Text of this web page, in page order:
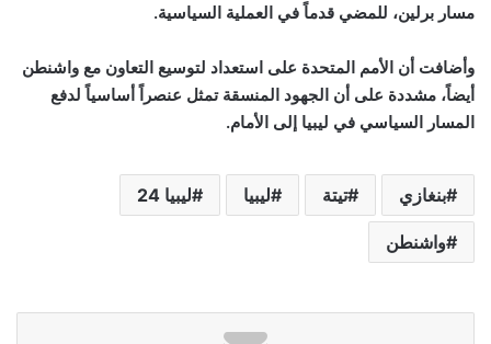
مسار برلين، للمضي قدماً في العملية السياسية.
وأضافت أن الأمم المتحدة على استعداد لتوسيع التعاون مع واشنطن
أيضاً، مشددة على أن الجهود المنسقة تمثل عنصراً أساسياً لدفع
المسار السياسي في ليبيا إلى الأمام.
بنغازي تيتة ليبيا ليبيا 24
واشنطن